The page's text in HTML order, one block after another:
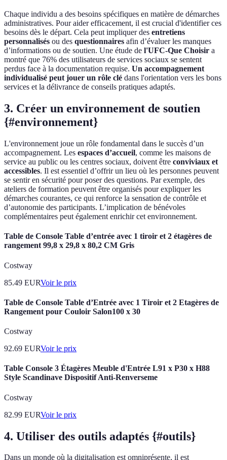
Chaque individu a des besoins spécifiques en matière de démarches
administratives. Pour aider efficacement, il est crucial d'identifier ces
besoins dès le départ. Cela peut impliquer des entretiens
personnalisés ou des questionnaires afin d’évaluer les manques
d’informations ou de soutien. Une étude de l'UFC-Que Choisir a
montré que 76% des utilisateurs de services sociaux se sentent
perdus face à la documentation requise. Un accompagnement
individualisé peut jouer un rôle clé dans l'orientation vers les bons
services et la délivrance de conseils pratiques adaptés.
3. Créer un environnement de soutien
{#environnement}
L'environnement joue un rôle fondamental dans le succès d’un
accompagnement. Les espaces d’accueil, comme les maisons de
service au public ou les centres sociaux, doivent être conviviaux et
accessibles. Il est essentiel d’offrir un lieu où les personnes peuvent
se sentir en sécurité pour poser des questions. Par exemple, des
ateliers de formation peuvent être organisés pour expliquer les
démarches courantes, ce qui renforce la sensation de contrôle et
d’autonomie des participants. L’implication de bénévoles
complémentaires peut également enrichir cet environnement.
Table de Console Table d’entrée avec 1 tiroir et 2 étagères de
rangement 99,8 x 29,8 x 80,2 CM Gris
Costway
85.49 EURVoir le prix
Table de Console Table d’Entrée avec 1 Tiroir et 2 Etagères de
Rangement pour Couloir Salon100 x 30
Costway
92.69 EURVoir le prix
Table Console 3 Étagères Meuble d'Entrée L91 x P30 x H88
Style Scandinave Dispositif Anti-Renverseme
Costway
82.99 EURVoir le prix
4. Utiliser des outils adaptés {#outils}
Dans un monde où la digitalisation est omniprésente, il est